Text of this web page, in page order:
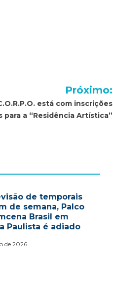
Próximo:
está com inscrições
para a “Residência Artística”
de temporais
de semana, Palco
Brasil em
Paulista é adiado
de 2026